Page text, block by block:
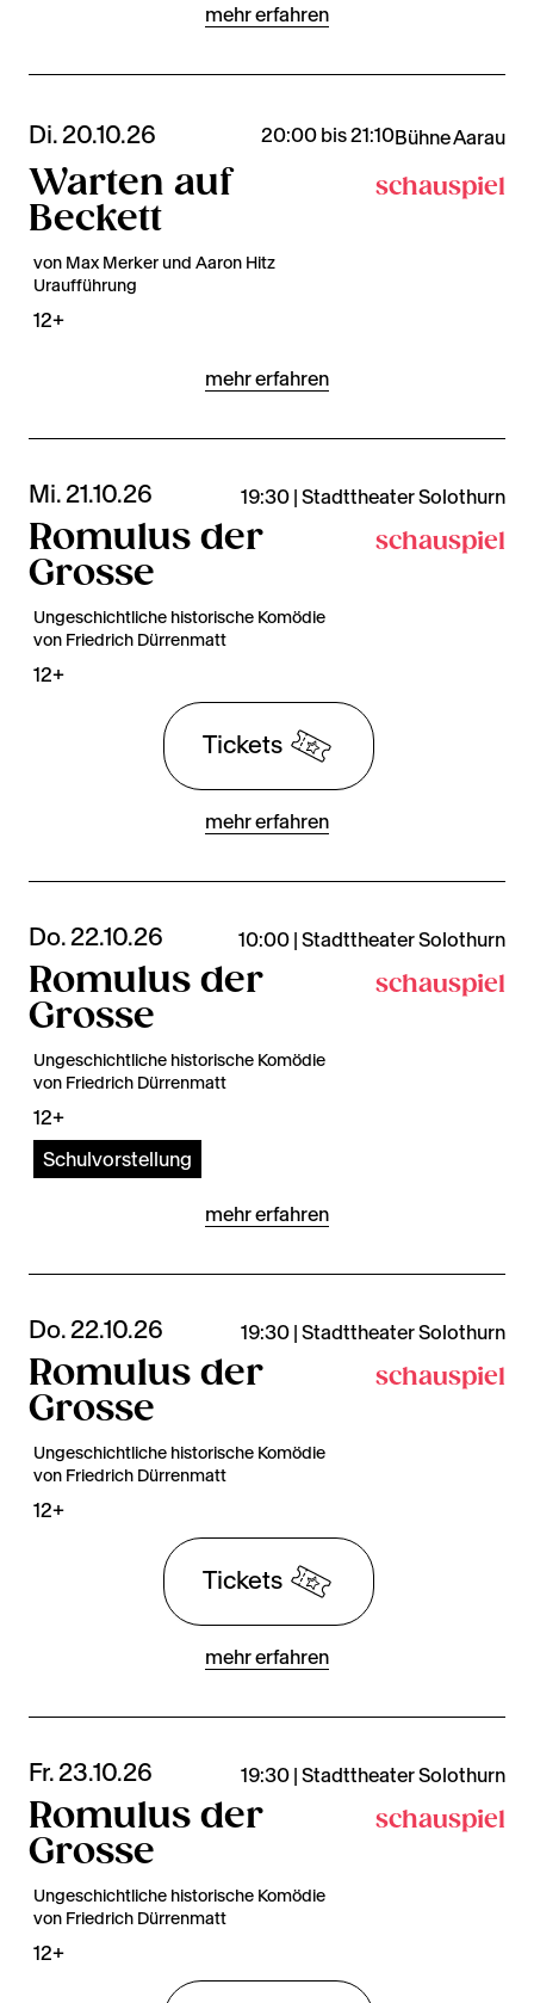
mehr erfahren
Di. 20.10.26 20:00 bis 21:10Bühne Aarau
Warten auf
Beckett
schauspiel
von Max Merker und Aaron Hitz
Uraufführung
12+
mehr erfahren
Mi. 21.10.26 19:30 | Stadttheater Solothurn
Romulus der
Grosse
schauspiel
Ungeschichtliche historische Komödie
von Friedrich Dürrenmatt
12+
Tickets
mehr erfahren
Do. 22.10.26 10:00 | Stadttheater Solothurn
Romulus der
Grosse
schauspiel
Ungeschichtliche historische Komödie
von Friedrich Dürrenmatt
12+
Schulvorstellung
mehr erfahren
Do. 22.10.26 19:30 | Stadttheater Solothurn
Romulus der
Grosse
schauspiel
Ungeschichtliche historische Komödie
von Friedrich Dürrenmatt
12+
Tickets
mehr erfahren
Fr. 23.10.26 19:30 | Stadttheater Solothurn
Romulus der
Grosse
schauspiel
Ungeschichtliche historische Komödie
von Friedrich Dürrenmatt
12+